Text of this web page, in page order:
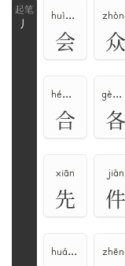
丿
huì、kuài
会 众
hé、gě
合
gè、gě
各
xiān
先
jiàn
件
huá、huà、huā